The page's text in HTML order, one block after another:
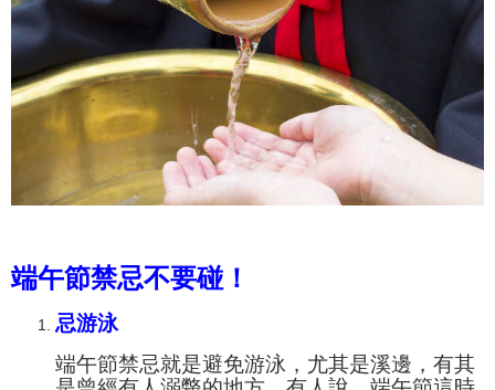
端午節禁忌不要碰！
忌游泳
端午節禁忌就是避免游泳，尤其是溪邊，有其